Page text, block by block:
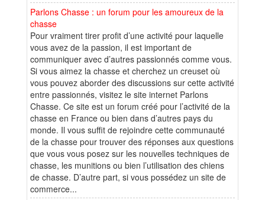
Parlons Chasse : un forum pour les amoureux de la
chasse
Pour vraiment tirer profit d’une activité pour laquelle
vous avez de la passion, il est important de
communiquer avec d’autres passionnés comme vous.
Si vous aimez la chasse et cherchez un creuset où
vous pouvez aborder des discussions sur cette activité
entre passionnés, visitez le site internet Parlons
Chasse. Ce site est un forum créé pour l’activité de la
chasse en France ou bien dans d’autres pays du
monde. Il vous suffit de rejoindre cette communauté
de la chasse pour trouver des réponses aux questions
que vous vous posez sur les nouvelles techniques de
chasse, les munitions ou bien l’utilisation des chiens
de chasse. D’autre part, si vous possédez un site de
commerce...